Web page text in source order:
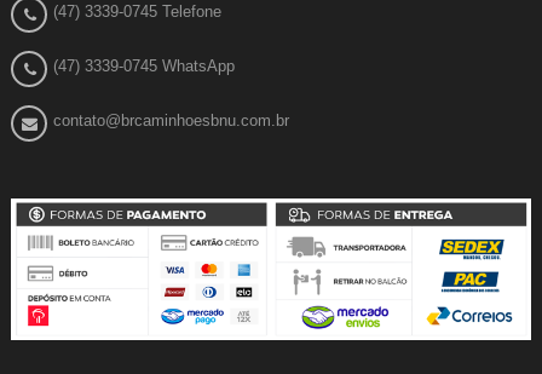
(47) 3339-0745 Telefone
(47) 3339-0745 WhatsApp
contato@brcaminhoesbnu.com.br